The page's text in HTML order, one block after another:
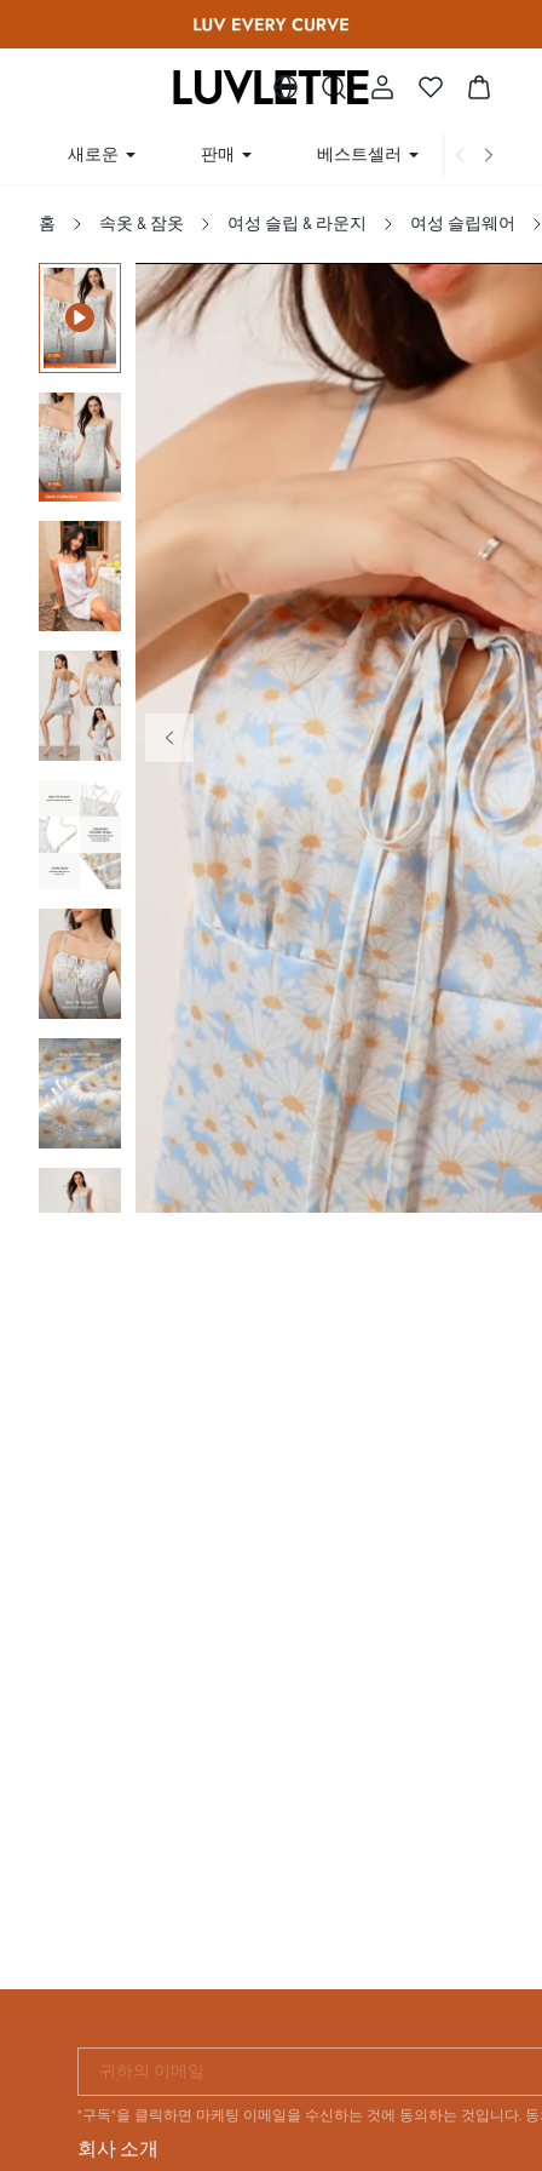
새로운 판매 베스트셀러 곡선
홈 속옷 & 잠옷 여성 슬립 & 라운지 여성 슬립웨어
귀하의 이메일
"구독"을 클릭하면 마케팅 이메일을 수신하는 것에 동의하는 것입니다.
회사 소개